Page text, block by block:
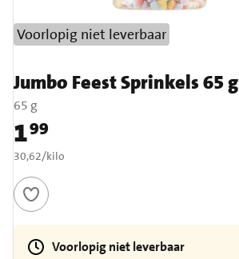
Jumbo Feest Sprinkels 65 g
65 g
Prijs: € 1,99
199
€ 30,62 per kilo
30,62/kilo
Voorlopig niet leverbaar
Voorlopig niet leverbaar